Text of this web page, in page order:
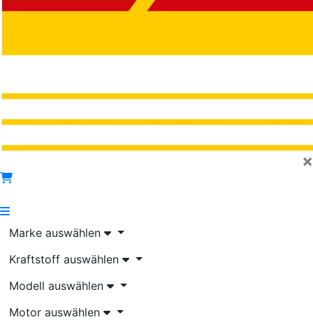
×
Marke auswählen
Kraftstoff auswählen
Modell auswählen
Motor auswählen